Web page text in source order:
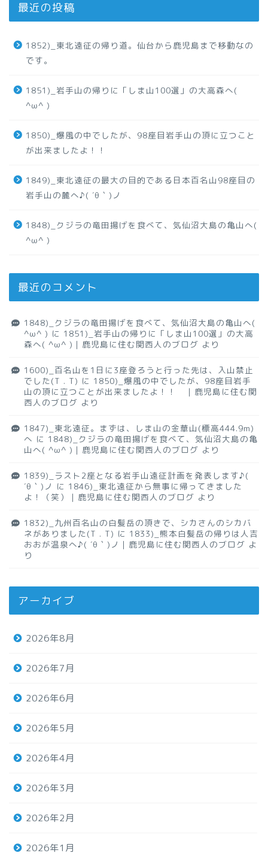
最近の投稿
1852)_東北遠征の帰り道。仙台から鹿児島まで移動なの
です。
1851)_岩手山の帰りに「しま山100選」の大高森へ(
^ω^ )
1850)_爆風の中でしたが、98座目岩手山の頂に立つこと
が出来ましたよ！！
1849)_東北遠征の最大の目的である日本百名山98座目の
岩手山の麓へ♪( ´θ｀)ノ
1848)_クジラの竜田揚げを食べて、気仙沼大島の亀山へ(
^ω^ )
最近のコメント
1848)_クジラの竜田揚げを食べて、気仙沼大島の亀山へ(
^ω^ ) に 1851)_岩手山の帰りに「しま山100選」の大高
森へ( ^ω^ )｜鹿児島に住む関西人のブログ より
1600)_百名山を1日に3座登ろうと行った先は、入山禁止
でした(T . T) に 1850)_爆風の中でしたが、98座目岩手
山の頂に立つことが出来ましたよ！！ ｜鹿児島に住む関
西人のブログ より
1847)_東北遠征。まずは、しま山の金華山(標高444.9m)
へ に 1848)_クジラの竜田揚げを食べて、気仙沼大島の亀
山へ( ^ω^ )｜鹿児島に住む関西人のブログ より
1839)_ラスト2座となる岩手山遠征計画を発表します♪(
´θ｀)ノ に 1846)_東北遠征から無事に帰ってきました
よ！（笑）｜鹿児島に住む関西人のブログ より
1832)_九州百名山の白髪岳の頂きで、シカさんのシカバ
ネがありました(T . T) に 1833)_熊本白髪岳の帰りは人吉
おおが温泉へ♪( ´θ｀)ノ｜鹿児島に住む関西人のブログ よ
り
アーカイブ
2026年8月
2026年7月
2026年6月
2026年5月
2026年4月
2026年3月
2026年2月
2026年1月